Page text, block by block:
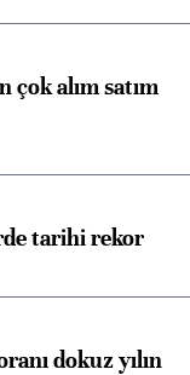
çok alım satım
tarihi rekor
dokuz yılın